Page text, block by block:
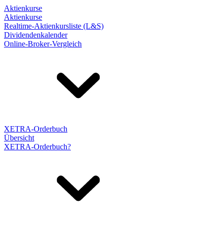
Aktienkurse
Aktienkurse
Realtime-Aktienkursliste (L&S)
Dividendenkalender
Online-Broker-Vergleich
XETRA-Orderbuch
Übersicht
XETRA-Orderbuch?